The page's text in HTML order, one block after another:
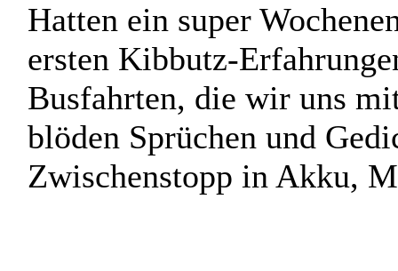
Hatten ein super
ersten Kibbutz-
Busfahrten, die wir uns
blöden Sprüchen und
Zwischenstopp in Akku,